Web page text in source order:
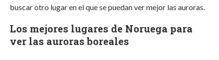
buscar otro lugar en el que se puedan ver mejor las auroras.
Los mejores lugares de Noruega para
ver las auroras boreales